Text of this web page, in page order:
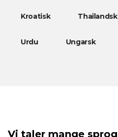
Kroatisk Thailandsk
Urdu Ungarsk
Vi taler mange sprog